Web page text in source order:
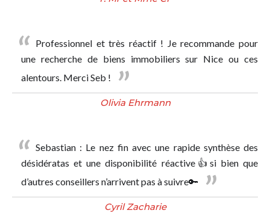
Professionnel et très réactif ! Je recommande pour
une recherche de biens immobiliers sur Nice ou ces
alentours. Merci Seb !
Olivia Ehrmann
Sebastian : Le nez fin avec une rapide synthèse des
désidératas et une disponibilité réactive👍si bien que
d’autres conseillers n’arrivent pas à suivre🔑
Cyril Zacharie